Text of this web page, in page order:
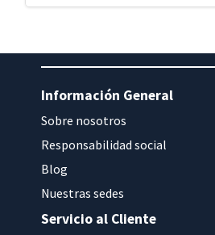
Información General
Sobre nosotros
Responsabilidad social
Blog
Nuestras sedes
Servicio al Cliente